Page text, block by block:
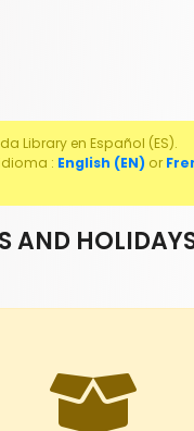
Library en Español (ES).
: English (EN) or
AND